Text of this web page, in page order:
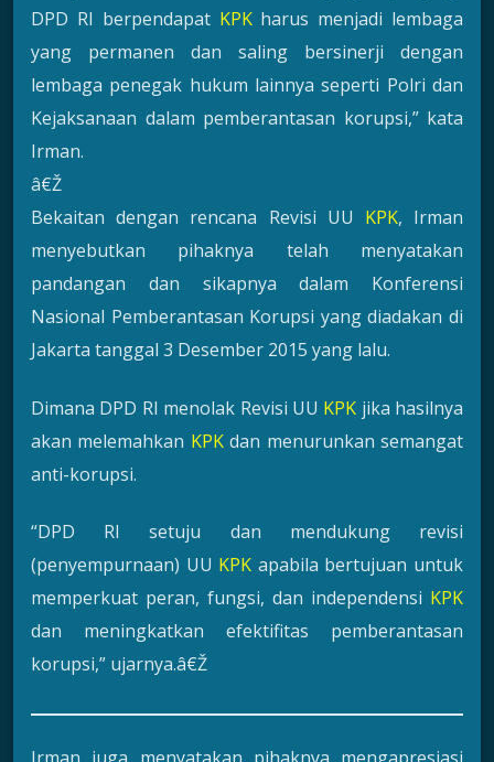
DPD RI berpendapat KPKharus menjadi lembaga
yang permanen dan saling bersinerji dengan
lembaga penegak hukum lainnya seperti Polri dan
Kejaksanaan dalam pemberantasan korupsi,” kata
Irman.
â€Ž
Bekaitan dengan rencana Revisi UU KPK, Irman
menyebutkan pihaknya telah menyatakan
pandangan dan sikapnya dalam Konferensi
Nasional Pemberantasan Korupsi yang diadakan di
Jakarta tanggal 3 Desember 2015 yang lalu.
Dimana DPD RI menolak Revisi UU KPK jika hasilnya
akan melemahkan KPKdan menurunkan semangat
anti-korupsi.
“DPD RI setuju dan mendukung revisi
(penyempurnaan) UU KPK apabila bertujuan untuk
memperkuat peran, fungsi, dan independensi KPK
dan meningkatkan efektifitas pemberantasan
korupsi,” ujarnya.â€Ž